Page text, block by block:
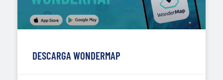
DESCARGA WONDERMAP